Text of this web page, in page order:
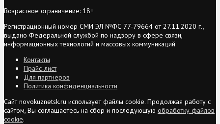
Возрастное ограничение: 18+
Регистрационный номер СМИ ЭЛ №ФС 77-79664 от 27.11.2020 г.,
выдано Федеральной службой по надзору в сфере связи,
информационных технологий и массовых коммуникаций
Контакты
Прайс-лист
Для партнеров
Политика конфиденциальности
Сайт novokuznetsk.ru использует файлы cookie. Продолжая работу с
сайтом, Вы соглашаетесь на сбор и последующую обработку файлов
cookie.